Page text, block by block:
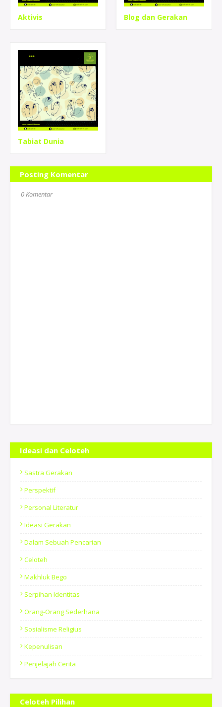
Aktivis Blog dan Gerakan
Tabiat Dunia
Posting Komentar
0 Komentar
Ideasi dan Celoteh
Sastra Gerakan
Perspektif
Personal Literatur
Ideasi Gerakan
Dalam Sebuah Pencarian
Celoteh
Makhluk Bego
Serpihan Identitas
Orang-Orang Sederhana
Sosialisme Religius
Kepenulisan
Penjelajah Cerita
Celoteh Pilihan